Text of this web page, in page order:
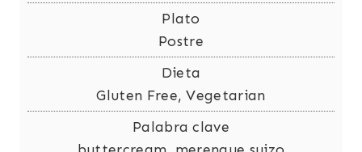
Plato
Postre
Dieta
Gluten Free, Vegetarian
Palabra clave